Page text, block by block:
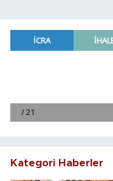
Kategori Haberler